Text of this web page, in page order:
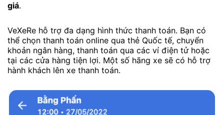
giá.
VeXeRe hỗ trợ đa dạng hình thức thanh toán. Bạn có
thể chọn thanh toán online qua thẻ Quốc tế, chuyển
khoản ngân hàng, thanh toán qua các ví điện tử hoặc
tại các cửa hàng tiện lợi. Một số hãng xe sẽ có hỗ trợ
hành khách lên xe thanh toán.